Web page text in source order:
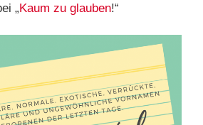
„Kaum zu glauben!“